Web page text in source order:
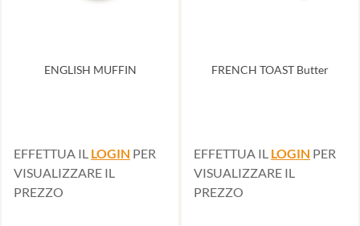
ENGLISH MUFFIN
EFFETTUA IL LOGIN PER
VISUALIZZARE IL
PREZZO
FRENCH TOAST Butter
EFFETTUA IL LOGIN PER
VISUALIZZARE IL
PREZZO